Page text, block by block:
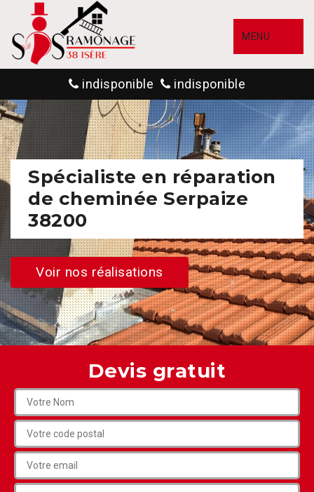
MENU
indisponible indisponible
Spécialiste en réparation
de cheminée Serpaize
38200
Voir nos réalisations
Devis gratuit